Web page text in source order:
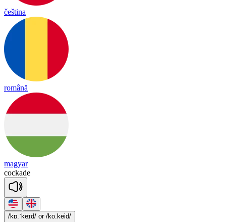
čeština
română
magyar
cockade
/kɒ.ˈkeɪd/ or /ko.keid/